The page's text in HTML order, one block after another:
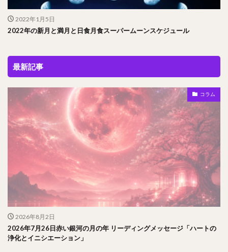
2022年1月5日
2022年の新月と満月と日食月食スーパームーンスケジュール
最新記事
コラム
2026年8月2日
2026年7月26日赤い銀河の月の年 リーディングメッセージ「ハートの
浄化とイニシエーション」